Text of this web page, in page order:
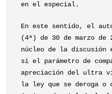
en el especial.
En este sentido, el
(4ª) de 30 de marzo de
núcleo de la discusión
si el parámetro de
apreciación del ultra
la ley que se deroga